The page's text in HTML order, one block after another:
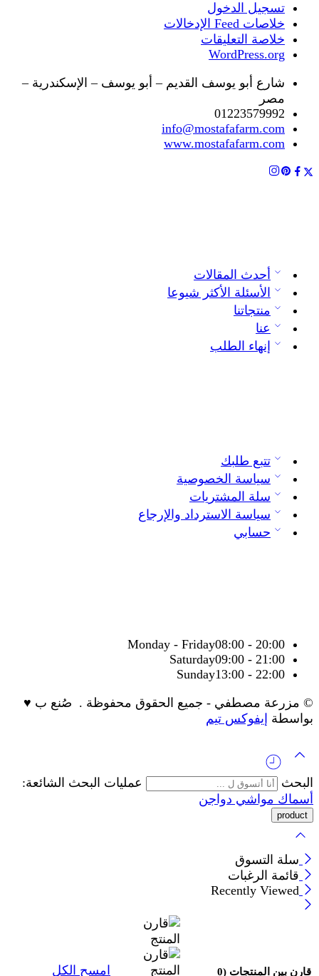
تسجيل الدخول
خلاصات Feed الإدخالات
خلاصة التعليقات
WordPress.org
شارع أبو يوسف القديم – أبو يوسف – الإسكندرية –
مصر
01223579992
info@mostafafarm.com
www.mostafafarm.com
أحدث المقالات
الأسئلة الأكثر شيوعا
منتجاتنا
عنا
إنهاء الطلب
تتبع طلبك
سياسة الخصوصية
سلة المشتريات
سياسة الاسترداد والإرجاع
حسابي
Monday - Friday08:00 - 20:00
Saturday09:00 - 21:00
Sunday13:00 - 22:00
© مزرعة مصطفي - جميع الحقوق محفوظة . صُنع ب ♥
بواسطة إيفوكس تيم
البحث
عمليات البحث الشائعة:
أسماك مواشي دواجن
سلة التسوق
قائمة الرغبات
Recently Viewed
قارن بين المنتجات (0 امسح الكل